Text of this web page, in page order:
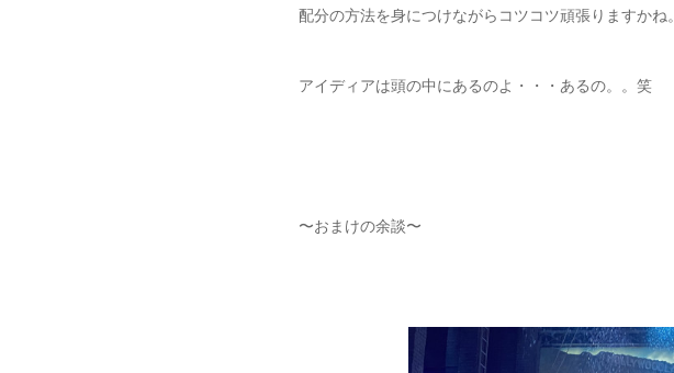
配分の方法を身につけながらコツコツ頑張りますかね。
アイディアは頭の中にあるのよ・・・あるの。。笑
〜おまけの余談〜